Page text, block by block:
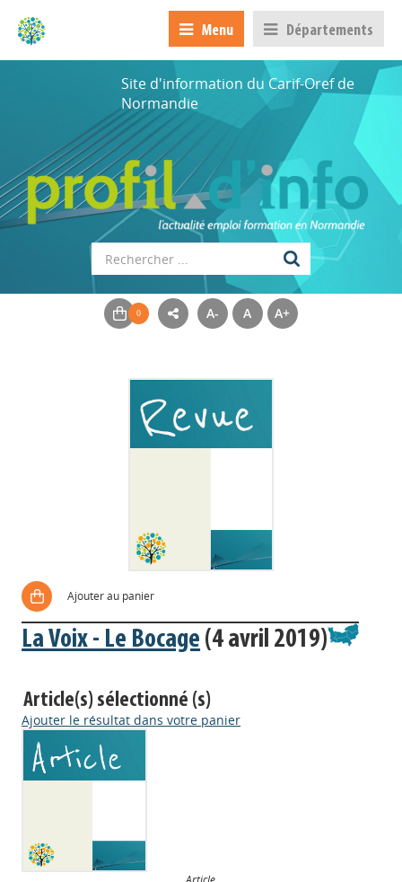
Menu Départements
Site d'information du Carif-Oref de
Normandie
A- A A+
Ajouter au panier
La Voix - Le Bocage (4 avril 2019)
Article(s) sélectionné (s)
Ajouter le résultat dans votre panier